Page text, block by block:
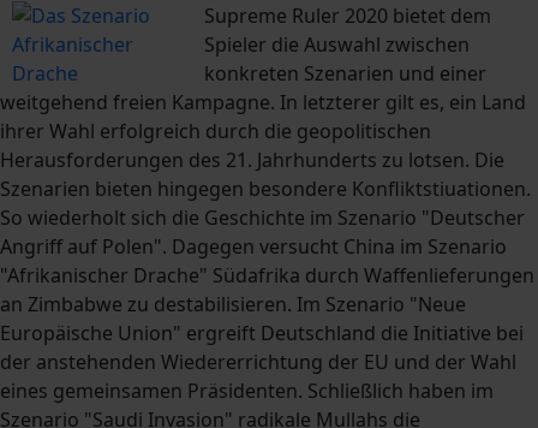
Supreme Ruler 2020 bietet dem
Spieler die Auswahl zwischen
konkreten Szenarien und einer
weitgehend freien Kampagne. In letzterer gilt es, ein Land
ihrer Wahl erfolgreich durch die geopolitischen
Herausforderungen des 21. Jahrhunderts zu lotsen. Die
Szenarien bieten hingegen besondere Konfliktstiuationen.
So wiederholt sich die Geschichte im Szenario "Deutscher
Angriff auf Polen". Dagegen versucht China im Szenario
"Afrikanischer Drache" Südafrika durch Waffenlieferungen
an Zimbabwe zu destabilisieren. Im Szenario "Neue
Europäische Union" ergreift Deutschland die Initiative bei
der anstehenden Wiedererrichtung der EU und der Wahl
eines gemeinsamen Präsidenten. Schließlich haben im
Szenario "Saudi Invasion" radikale Mullahs die